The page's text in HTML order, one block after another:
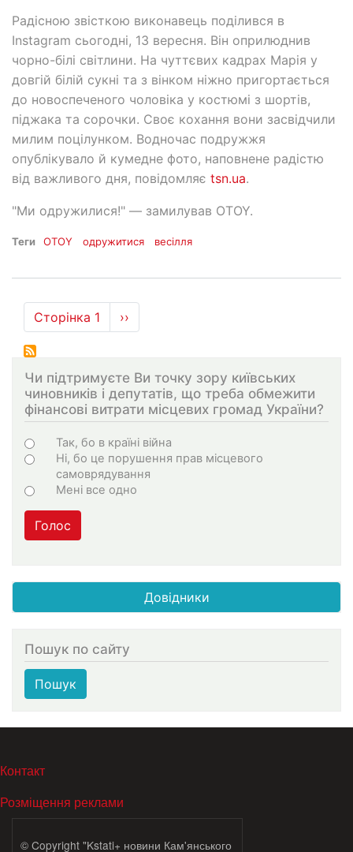
Радісною звісткою виконавець поділився в
Instagram сьогодні, 13 вересня. Він оприлюднив
чорно-білі світлини. На чуттєвих кадрах Марія у
довгій білій сукні та з вінком ніжно пригортається
до новоспеченого чоловіка у костюмі з шортів,
піджака та сорочки. Своє кохання вони засвідчили
милим поцілунком. Водночас подружжя
опублікувало й кумедне фото, наповнене радістю
від важливого дня, повідомляє tsn.ua.
"Ми одружилися!" — замилував OTOY.
Теги OTOY одружитися весілля
Розбивка
на
сторінки
Сторінка 1
Наступна
сторінка
››
Чи підтримуєте Ви точку зору київських
чиновників і депутатів, що треба обмежити
фінансові витрати місцевих громад України?
Варіанти
Так, бо в країні війна
Ні, бо це порушення прав місцевого
самоврядування
Мені все одно
Голос
Довідники
Пошук по сайту
Пошук
МЕНЮ В ПОДВАЛЕ
Контакт
Розміщення реклами
© Copyright "Kstati+ новини Кам'янського